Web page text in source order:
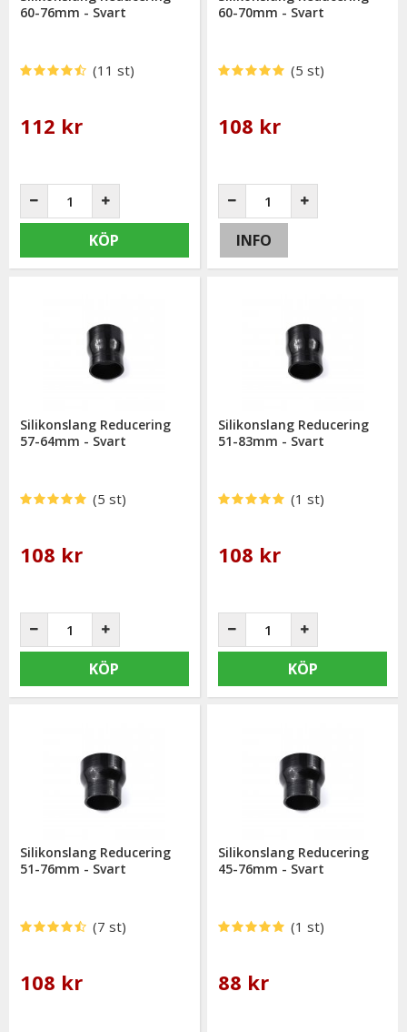
60-76mm - Svart
(11 st)
112 kr
KÖP
60-70mm - Svart
(5 st)
108 kr
INFO
Silikonslang Reducering
57-64mm - Svart
(5 st)
108 kr
KÖP
Silikonslang Reducering
51-83mm - Svart
(1 st)
108 kr
KÖP
Silikonslang Reducering
51-76mm - Svart
(7 st)
108 kr
Silikonslang Reducering
45-76mm - Svart
(1 st)
88 kr